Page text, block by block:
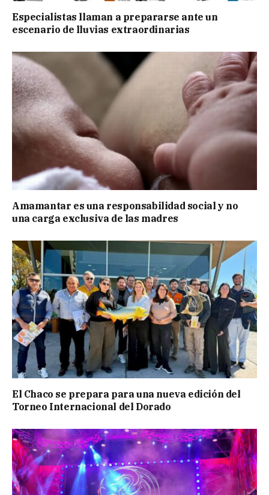
Especialistas llaman a prepararse ante un
escenario de lluvias extraordinarias
Amamantar es una responsabilidad social y no
una carga exclusiva de las madres
El Chaco se prepara para una nueva edición del
Torneo Internacional del Dorado